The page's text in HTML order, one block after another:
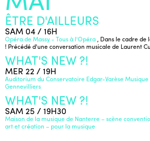
ÊTRE D'AILLEURS
SAM 04 / 16H
Opéra de Massy - Tous à l'Opéra , Dans le cadre de
! Précédé d'une conversation musicale de Laurent
WHAT'S NEW ?!
MER 22 / 19H
Auditorium du Conservatoire Edgar-Varèse
Gennevilliers
WHAT'S NEW ?!
SAM 25 / 19H30
Maison de la musique de Nanterre – scène
art et création – pour la musique